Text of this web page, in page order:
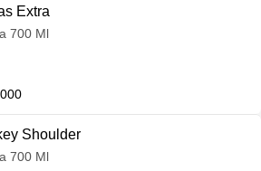
Extra
700 Ml
Shoulder
700 Ml